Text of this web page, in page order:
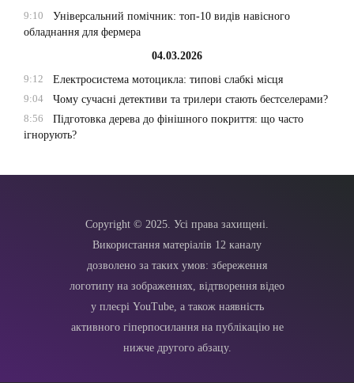
9:10
Універсальний помічник: топ-10 видів навісного
обладнання для фермера
04.03.2026
9:12
Електросистема мотоцикла: типові слабкі місця
9:04
Чому сучасні детективи та трилери стають бестселерами?
8:56
Підготовка дерева до фінішного покриття: що часто
ігнорують?
Copyright © 2025. Усі права захищені.
Використання матеріалів 12 каналу
дозволено за таких умов: збереження
логотипу на зображеннях, відтворення відео
у плеєрі YouTube, а також наявність
активного гіперпосилання на публікацію не
нижче другого абзацу.